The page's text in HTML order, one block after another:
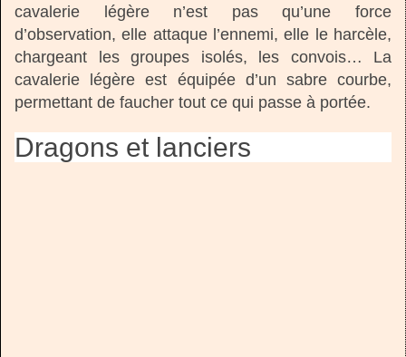
cavalerie légère n’est pas qu’une force
d’observation, elle attaque l’ennemi, elle le harcèle,
chargeant les groupes isolés, les convois… La
cavalerie légère est équipée d’un sabre courbe,
permettant de faucher tout ce qui passe à portée.
Dragons et lanciers